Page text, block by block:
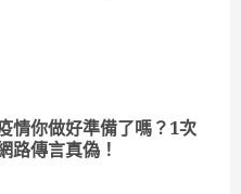
情你做好準備了嗎？1次
路傳言真偽！